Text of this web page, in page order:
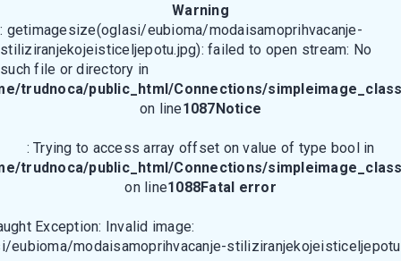
Warning
: getimagesize(oglasi/eubioma/modaisamoprihvacanje-
stiliziranjekojeisticeljepotu.jpg): failed to open stream: No
such file or directory in
trudnoca/public_html/Connections/
on line1087Notice
: Trying to access array offset on value of type bool in
trudnoca/public_html/Connections/
on line1088Fatal error
Exception: Invalid image:
eubioma/modaisamoprihvacanje-